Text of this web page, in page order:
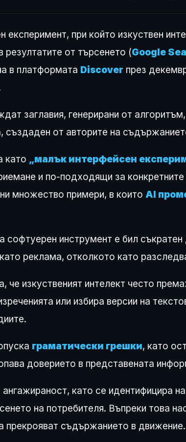
експеримент, при който изкуствен
резултатите от търсенето (Google
в платформата Discover през
заглавия, генерирани от
създаден от авторите на
като „малък интерфейсен
и по-подходящи за конкретните
множество примери, в които AI
софтуерен инструмент е бил
реклама, отколкото като
изкуственият интелект често
или избира версии на
граматически грешки, като
доверието в представената
като се идентифицира
на потребителя. Въпреки това
прекрояват съдържанието в движение.